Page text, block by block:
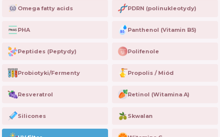
Omega fatty acids PDRN (polinukleotydy)
PHA Panthenol (Vitamin B5)
Peptides (Peptydy) Polifenole
Probiotyki/Fermenty Propolis / Miód
Resveratrol Retinol (Witamina A)
Silicones Skwalan